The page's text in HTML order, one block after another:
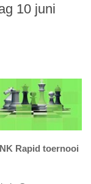
10 juni
Rapid toernooi